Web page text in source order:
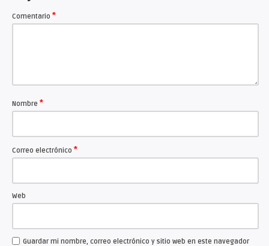
Con una puesta en escena deslumbrante, la invitación es a
sector del Patio de Casa Coleman. Se suspende en caso
Comentario *
Nombre *
Correo electrónico *
Web
Guardar mi nombre, correo electrónico y sitio web en este navegador